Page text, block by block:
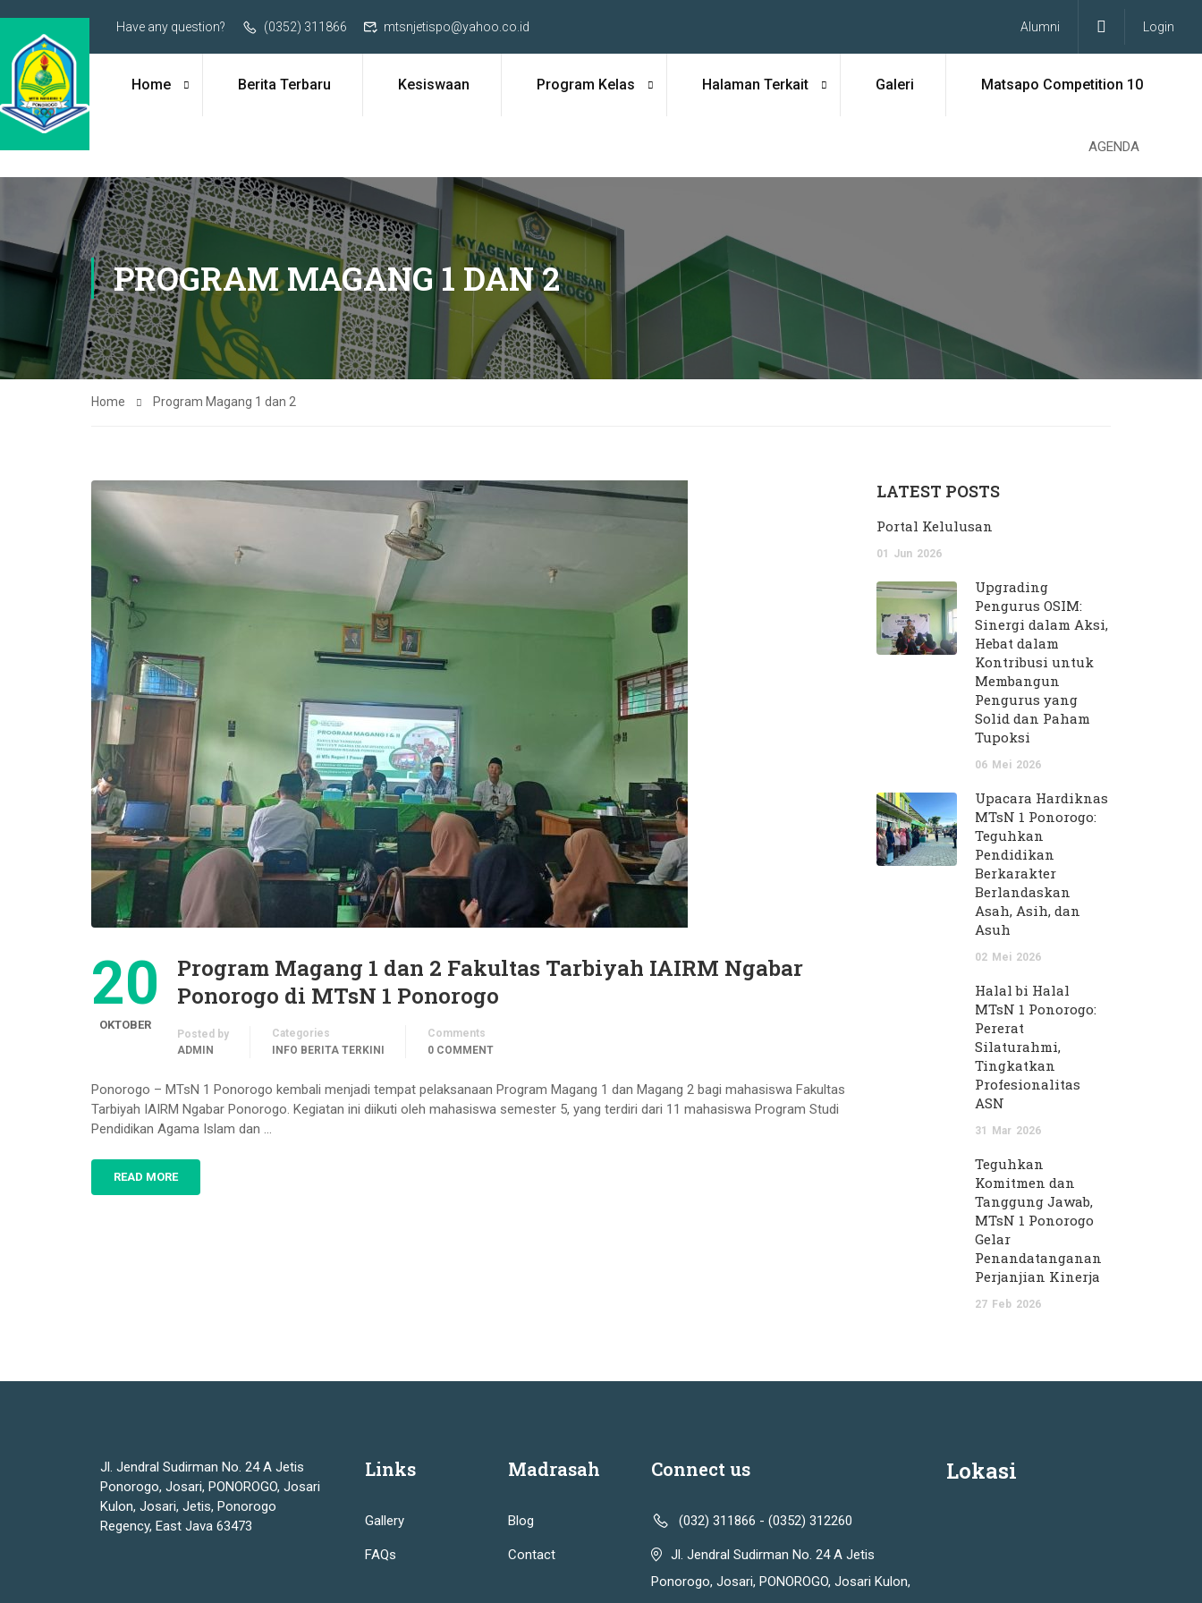
Have any question? (0352) 311866 mtsnjetispo@yahoo.co.id Alumni Login
Home Berita Terbaru Kesiswaan Program Kelas Halaman Terkait Galeri Matsapo Competition 10
AGENDA
PROGRAM MAGANG 1 DAN 2
Home Program Magang 1 dan 2
20
OKTOBER
Program Magang 1 dan 2 Fakultas Tarbiyah IAIRM Ngabar
Ponorogo di MTsN 1 Ponorogo
Posted by
ADMIN
Categories
INFO BERITA TERKINI
Comments
0 COMMENT
Ponorogo – MTsN 1 Ponorogo kembali menjadi tempat pelaksanaan Program Magang 1 dan Magang 2 bagi mahasiswa Fakultas
Tarbiyah IAIRM Ngabar Ponorogo. Kegiatan ini diikuti oleh mahasiswa semester 5, yang terdiri dari 11 mahasiswa Program Studi
Pendidikan Agama Islam dan …
READ MORE
LATEST POSTS
Portal Kelulusan
01 Jun 2026
Upgrading
Pengurus OSIM:
Sinergi dalam Aksi,
Hebat dalam
Kontribusi untuk
Membangun
Pengurus yang
Solid dan Paham
Tupoksi
06 Mei 2026
Upacara Hardiknas
MTsN 1 Ponorogo:
Teguhkan
Pendidikan
Berkarakter
Berlandaskan
Asah, Asih, dan
Asuh
02 Mei 2026
Halal bi Halal
MTsN 1 Ponorogo:
Pererat
Silaturahmi,
Tingkatkan
Profesionalitas
ASN
31 Mar 2026
Teguhkan
Komitmen dan
Tanggung Jawab,
MTsN 1 Ponorogo
Gelar
Penandatanganan
Perjanjian Kinerja
27 Feb 2026
Jl. Jendral Sudirman No. 24 A Jetis
Ponorogo, Josari, PONOROGO, Josari
Kulon, Josari, Jetis, Ponorogo
Regency, East Java 63473
Links
Gallery
FAQs
Madrasah
Blog
Contact
Connect us
(032) 311866 - (0352) 312260
Jl. Jendral Sudirman No. 24 A Jetis
Ponorogo, Josari, PONOROGO, Josari Kulon,
Lokasi